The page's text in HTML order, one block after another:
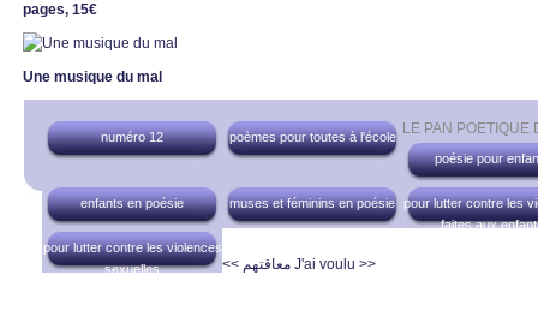
pages, 15€
Une musique du mal
LE PAN POETIQUE
numéro 12
poèmes pour toutes à l'école
poésie pour
enfants en poésie muses et féminins en poésie
pour lutter contre les
faites aux
pour lutter contre les violences
sexuelles
<< معاقتهم J'ai voulu >>